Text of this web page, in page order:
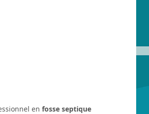
en fosse septique